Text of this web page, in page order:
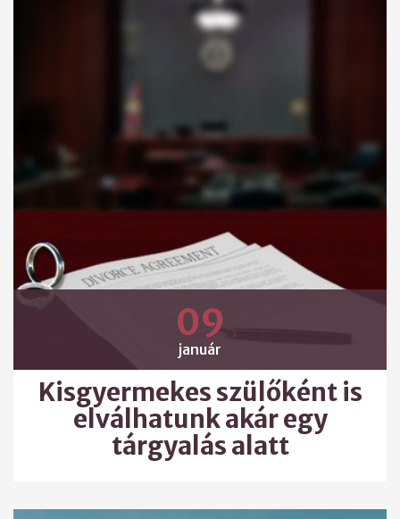
09
január
Kisgyermekes szülőként is
elválhatunk akár egy
tárgyalás alatt